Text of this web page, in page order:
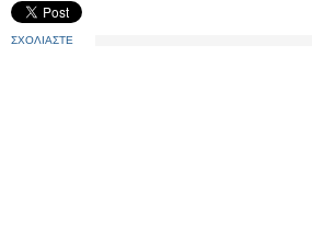
ΣΧΟΛΙΑΣΤΕ